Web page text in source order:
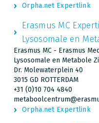
Orpha.net Expertlink
Erasmus MC
Lysosomale en
Erasmus MC - Erasmus
Lysosomale en Metabole
Dr. Molewaterplein 40
3015 GD ROTTERDAM
+31 (0)10 704 4840
Orpha.net Expertlink